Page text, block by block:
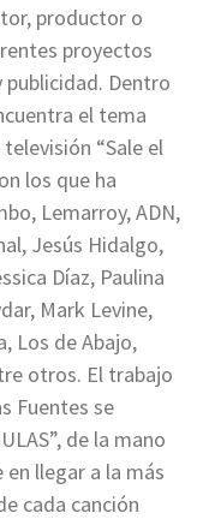
productor o
proyectos
publicidad. Dentro
el tema
“Sale el
los que ha
Lemarroy, ADN,
Jesús Hidalgo,
Díaz, Paulina
Mark Levine,
Los de Abajo,
otros. El trabajo
Fuentes se
de la mano
en llegar a la más
cada canción